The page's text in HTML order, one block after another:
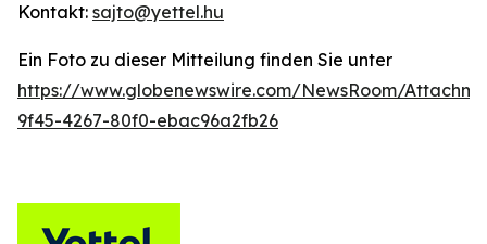
Kontakt: sajto@yettel.hu
Ein Foto zu dieser Mitteilung finden Sie unter
https://www.globenewswire.com/NewsRoom/
9f45-4267-80f0-ebac96a2fb26